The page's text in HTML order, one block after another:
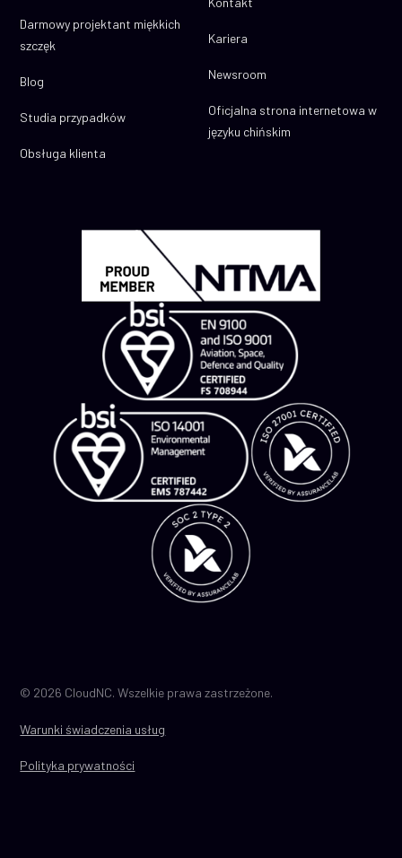
Darmowy projektant miękkich
szczęk
Blog
Studia przypadków
Obsługa klienta
Kariera
Newsroom
Oficjalna strona internetowa w
języku chińskim
Warunki świadczenia usług
Polityka prywatności
© 2026 CloudNC. Wszelkie prawa zastrzeżone.